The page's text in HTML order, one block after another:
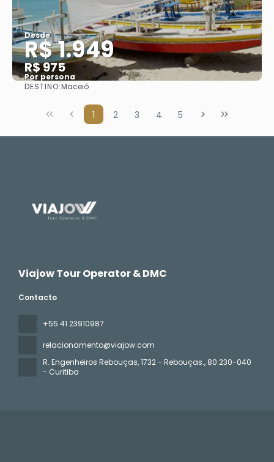
Desde
R$ 1.949
R$ 975
Por persona
DESTINO:Maceió
1 2 3 4 5
Viajow Tour Operator & DMC
Contacto
+55 41 23910987
relacionamento@viajow.com
R. Engenheiros Rebouças, 1732 - Rebouças., 80.230-040
- Curitiba